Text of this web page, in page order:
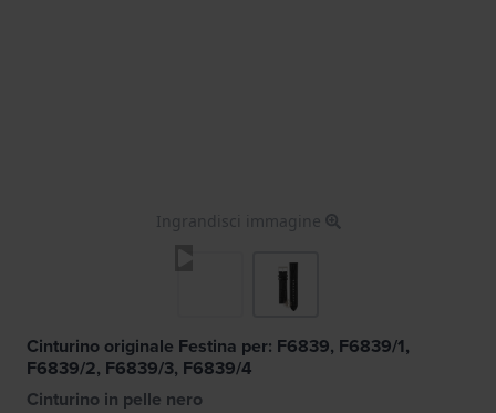
Ingrandisci immagine
Cinturino originale Festina per: F6839, F6839/1,
F6839/2, F6839/3, F6839/4
Cinturino in pelle nero